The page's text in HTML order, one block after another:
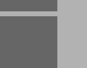
פרק 2 שבעת מועדי מחזור החיים ... 21